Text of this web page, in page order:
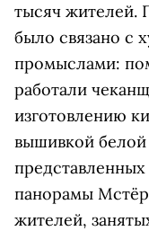
тысяч жителей.
было связано с
промыслами:
работали
изготовлению
вышивкой
панорамы
жителей,